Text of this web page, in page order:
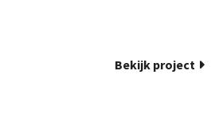
Bekijk project